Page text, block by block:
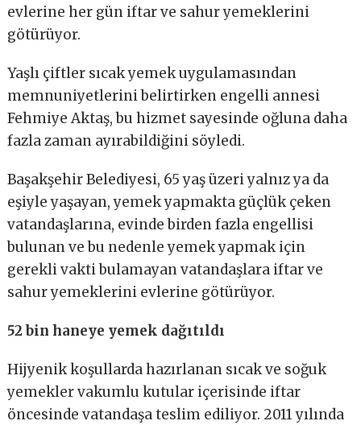
evlerine her gün iftar ve sahur yemeklerini
götürüyor.
Yaşlı çiftler sıcak yemek uygulamasından
memnuniyetlerini belirtirken engelli annesi
Fehmiye Aktaş, bu hizmet sayesinde oğluna daha
fazla zaman ayırabildiğini söyledi.
Başakşehir Belediyesi, 65 yaş üzeri yalnız ya da
eşiyle yaşayan, yemek yapmakta güçlük çeken
vatandaşlarına, evinde birden fazla engellisi
bulunan ve bu nedenle yemek yapmak için
gerekli vakti bulamayan vatandaşlara iftar ve
sahur yemeklerini evlerine götürüyor.
52 bin haneye yemek dağıtıldı
Hijyenik koşullarda hazırlanan sıcak ve soğuk
yemekler vakumlu kutular içerisinde iftar
öncesinde vatandaşa teslim ediliyor. 2011 yılında